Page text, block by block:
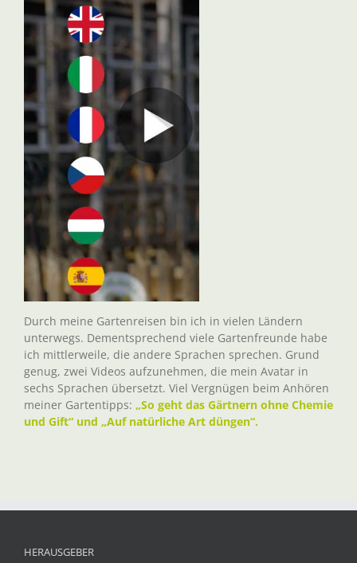
Durch meine Gartenreisen bin ich in vielen Ländern
unterwegs. Dementsprechend viele Gartenfreunde habe
ich mittlerweile, die andere Sprachen sprechen. Grund
genug, zwei Videos aufzunehmen, die mein Avatar in
sechs Sprachen übersetzt. Viel Vergnügen beim Anhören
meiner Gartentipps: „So geht das Gärtnern ohne Chemie
und Gift“ und „Auf natürliche Art düngen“.
HERAUSGEBER